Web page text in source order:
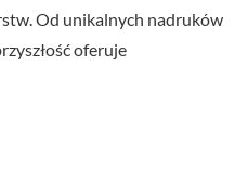
Od unikalnych nadruków
oferuje